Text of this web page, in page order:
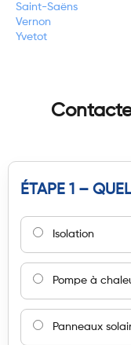
Saint-Saëns
Vernon
Yvetot
ÉTAPE 1 –
Isolation
Pompe à
Panneaux